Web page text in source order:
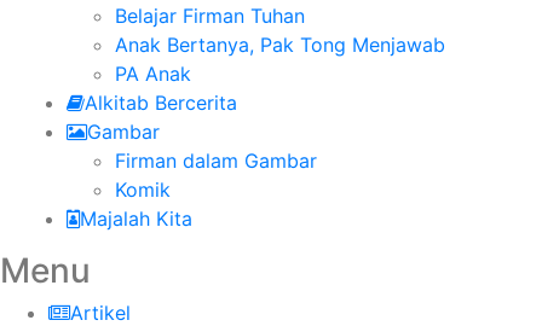
Belajar Firman Tuhan
Anak Bertanya, Pak Tong Menjawab
PA Anak
Alkitab Bercerita
Gambar
Firman dalam Gambar
Komik
Majalah Kita
Menu
Artikel